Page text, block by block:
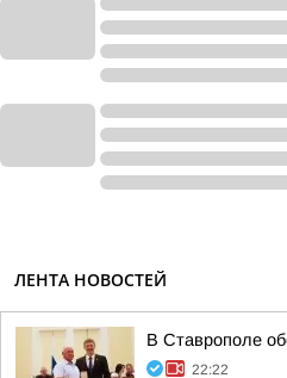
ЛЕНТА НОВОСТЕЙ
В Ставрополе
22:22